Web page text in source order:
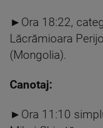
►Ora 18:22,
Lăcrămioara
(Mongolia).
Canotaj:
►Ora 11:10